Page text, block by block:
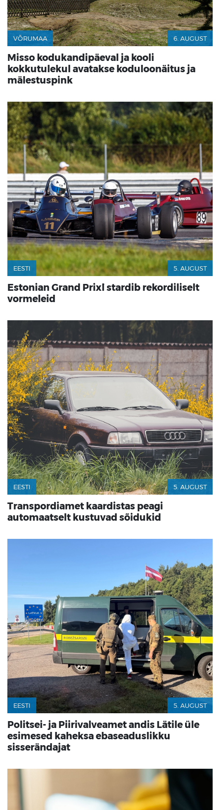
VÕRUMAA 6. AUGUST
Misso kodukandipäeval ja kooli
kokkutulekul avatakse koduloonäitus ja
mälestuspink
EESTI 5. AUGUST
Estonian Grand Prix´l stardib rekordiliselt
vormeleid
EESTI 5. AUGUST
Transpordiamet kaardistas peagi
automaatselt kustuvad sõidukid
EESTI 5. AUGUST
Politsei- ja Piirivalveamet andis Lätile üle
esimesed kaheksa ebaseaduslikku
sisserändajat